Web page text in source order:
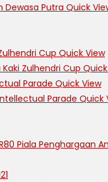
Quick
Quick View
Quick View
Quick